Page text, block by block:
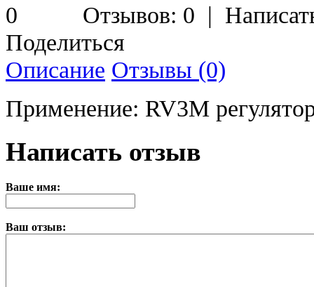
Отзывов: 0 |
Поделиться
Описание Отзывы (0)
Применение: RV3M
Написать отзыв
Ваше имя:
Ваш отзыв: